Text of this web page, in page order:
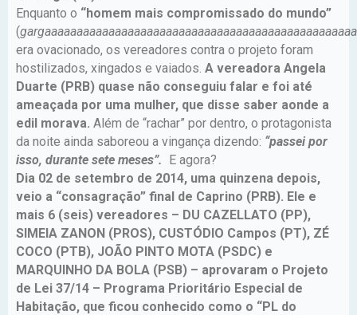
Enquanto o “homem mais compromissado do mundo”
(
era ovacionado, os vereadores contra o projeto foram
hostilizados, xingados e vaiados. A vereadora Angela
Duarte (PRB) quase não conseguiu falar e foi até
ameaçada por uma mulher, que disse saber aonde a
edil morava. Além de “rachar” por dentro, o protagonista
da noite ainda saboreou a vingança dizendo: “passei por
isso, durante sete meses”. E agora?
Dia 02 de setembro de 2014, uma quinzena depois,
veio a “consagração” final de Caprino (PRB). Ele e
mais 6 (seis) vereadores – DU CAZELLATO (PP),
SIMEIA ZANON (PROS), CUSTÓDIO Campos (PT), ZÉ
COCO (PTB), JOÃO PINTO MOTA (PSDC) e
MARQUINHO DA BOLA (PSB) – aprovaram o Projeto
de Lei 37/14 – Programa Prioritário Especial de
Habitação, que ficou conhecido como o “PL do